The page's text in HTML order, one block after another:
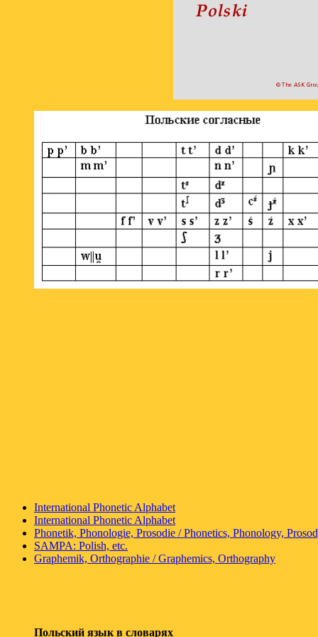
International Phonetic Alphabet
International Phonetic Alphabet
Phonetik, Phonologie, Prosodie / Phonetics, Phonology,
SAMPA: Polish, etc.
Graphemik, Orthographie / Graphemics, Orthography
Польский язык в словарях